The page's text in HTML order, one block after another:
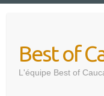
Best of
L'équipe Best of